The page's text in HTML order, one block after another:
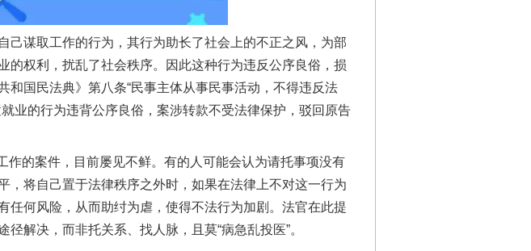
谋取工作的行为，其行为助长了社会上的不正之风，为部
权利，扰乱了社会秩序。因此这种行为违反公序良俗，损
国民法典》第八条“民事主体从事民事活动，不得违反法
业的行为违背公序良俗，案涉转款不受法律保护，驳回原告
的案件，目前屡见不鲜。有的人可能会认为请托事项没有
，将自己置于法律秩序之外时，如果在法律上不对这一行为
何风险，从而助纣为虐，使得不法行为加剧。法官在此提
解决，而非托关系、找人脉，且莫“病急乱投医”。
”
“神药”背后的真相